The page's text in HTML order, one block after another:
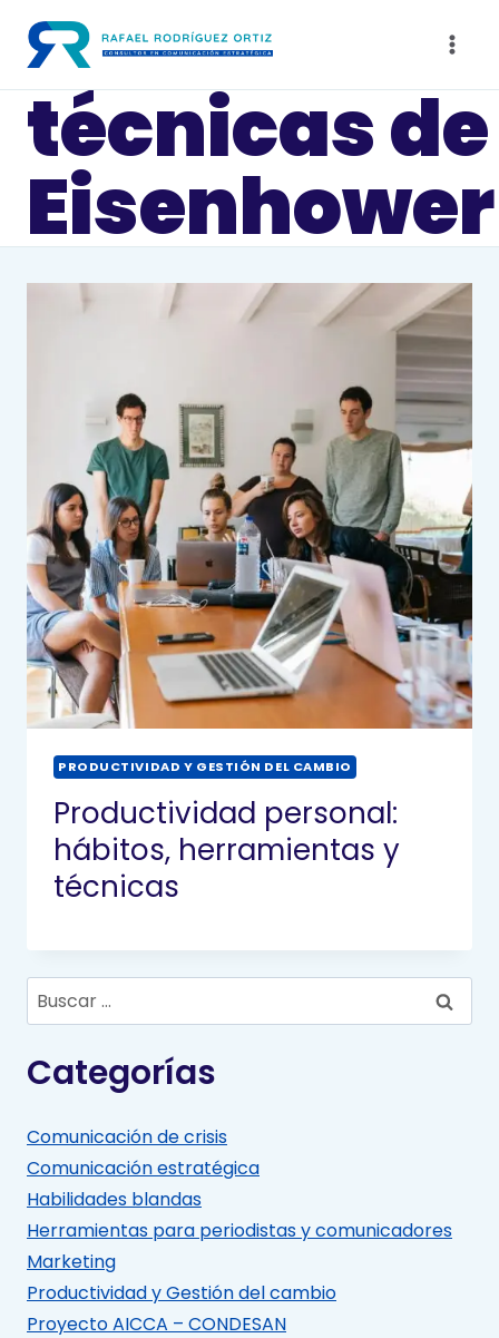
contenido
técnicas de
Eisenhower
PRODUCTIVIDAD Y GESTIÓN DEL CAMBIO
Productividad personal:
hábitos, herramientas y
técnicas
Buscar:
Categorías
Comunicación de crisis
Comunicación estratégica
Habilidades blandas
Herramientas para periodistas y comunicadores
Marketing
Productividad y Gestión del cambio
Proyecto AICCA – CONDESAN